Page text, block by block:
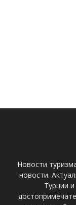
Новости
новости.
Турции